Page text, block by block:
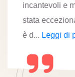
incantevoli e
stata
è d... Leggi di